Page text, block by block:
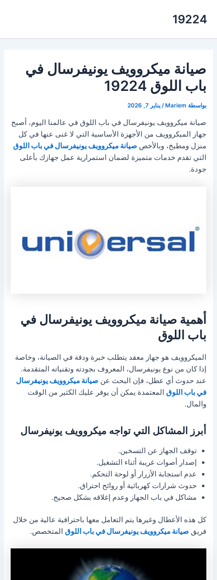
19224
صيانة ميكروويف يونيفرسال في
باب اللوق 19224
بواسطة Mariem
/يناير 7, 2026
صيانة ميكروويف يونيفرسال في باب اللوق في عالمنا اليوم، أصبح
جهاز الميكروويف من الأجهزة الأساسية التي لا غنى عنها في كل
منزل ومطبخ، وبالأخصصيانة ميكروويف يونيفرسال في باب اللوق
التي تقدم خدمات متميزة لضمان استمرارية عمل جهازك بأعلى
جودة.
أهمية صيانة ميكروويف يونيفرسال في
باب اللوق
الميكروويف هو جهاز معقد يتطلب خبرة ودقة في الصيانة، وخاصة
إذا كان من نوع يونيفرسال، المعروف بجودته وتقنياته المتقدمة.
عند حدوث أي عطل، فإن البحث عنصيانة ميكروويف يونيفرسال
في باب اللوق المعتمدة يمكن أن يوفر عليك الكثير من الوقت
والمال.
أبرز المشاكل التي تواجه ميكروويف يونيفرسال
توقف الجهاز عن التسخين.
إصدار أصوات غريبة أثناء التشغيل.
عدم استجابة الأزرار أو لوحة التحكم.
حدوث شرارات كهربائية أو روائح احتراق.
مشاكل في باب الجهاز وعدم إغلاقه بشكل صحيح.
كل هذه الأعطال وغيرها يتم التعامل معها باحترافية عالية من خلال
فريقصيانة ميكروويف يونيفرسال في باب اللوق المتخصص.